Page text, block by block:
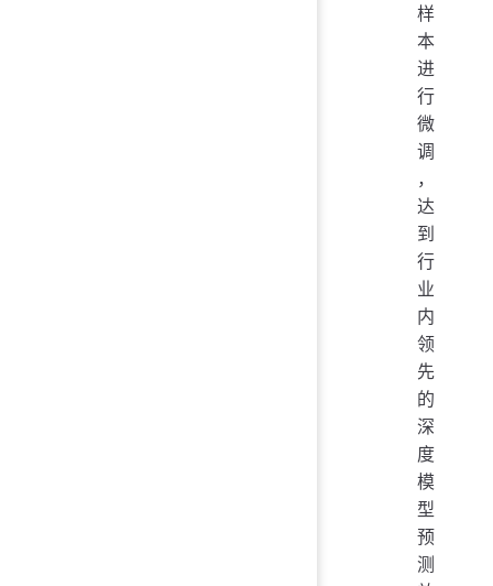
样
本
进
行
微
调
，
达
到
行
业
内
领
先
的
深
度
模
型
预
测